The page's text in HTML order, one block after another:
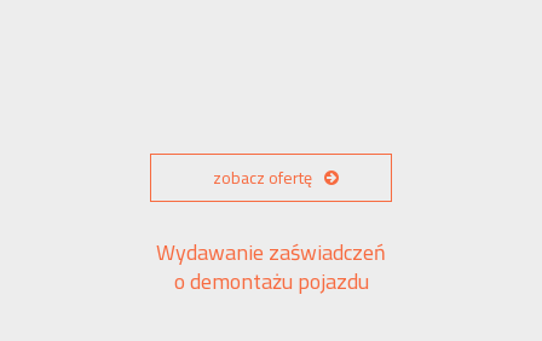
zobacz ofertę
Wydawanie zaświadczeń
o demontażu pojazdu